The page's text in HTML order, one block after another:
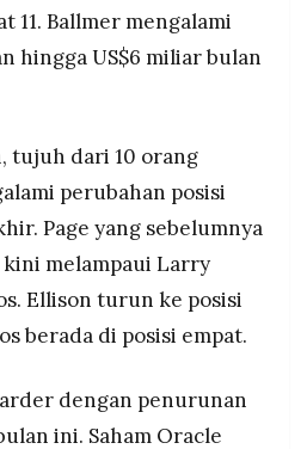
11. Ballmer mengalami
hingga US$6 miliar bulan
tujuh dari 10 orang
perubahan posisi
Page yang sebelumnya
melampaui Larry
Ellison turun ke posisi
berada di posisi empat.
dengan penurunan
ini. Saham Oracle